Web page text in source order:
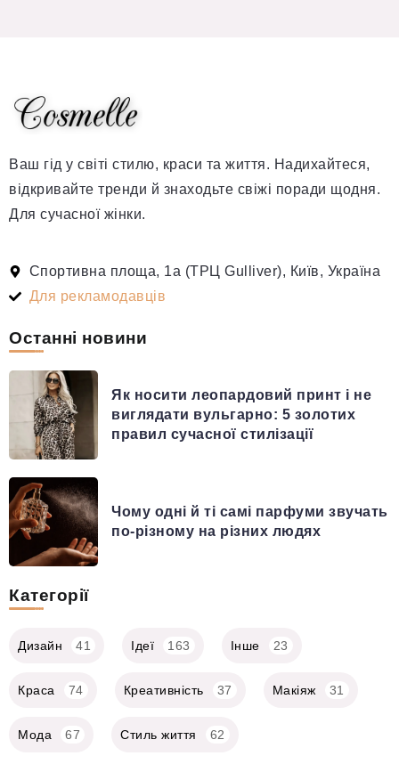
Ваш гід у світі стилю, краси та життя. Надихайтеся,
відкривайте тренди й знаходьте свіжі поради щодня.
Для сучасної жінки.
Спортивна площа, 1а (ТРЦ Gulliver), Київ, Україна
Для рекламодавців
Останні новини
Як носити леопардовий принт і не
виглядати вульгарно: 5 золотих
правил сучасної стилізації
Чому одні й ті самі парфуми звучать
по-різному на різних людях
Категорії
Дизайн 41 Ідеї 163 Інше 23
Краса 74 Креативність 37 Макіяж 31
Мода 67 Стиль життя 62